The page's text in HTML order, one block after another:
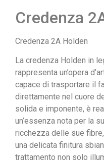
Credenza
Credenza 2A Holden
La credenza Holden in
rappresenta un’opera
capace di trasportare il
direttamente nel cuore
solida e imponente, è
un’essenza nota per la
ricchezza delle sue
una delicata finitura
trattamento non solo